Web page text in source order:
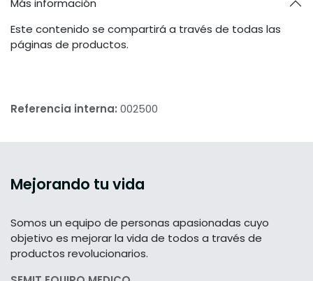
Este contenido se compartirá a través de todas las
páginas de productos.
Referencia interna: 002500
Mejorando tu vida
Somos un equipo de personas apasionadas cuyo
objetivo es mejorar la vida de todos a través de
productos revolucionarios.